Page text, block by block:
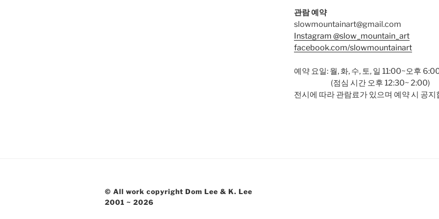
관람 예약
slowmountainart@gmail.com
Instagram @slow_mountain_art
facebook.com/slowmountainart
예약 요일: 월, 화, 수, 토, 일 11:00~오후
(점심 시간 오후 12:30~ 2:00)
전시에 따라 관람료가 있으며 예약 시 공지
© All work copyright Dom Lee & K. Lee
2001 ~ 2026